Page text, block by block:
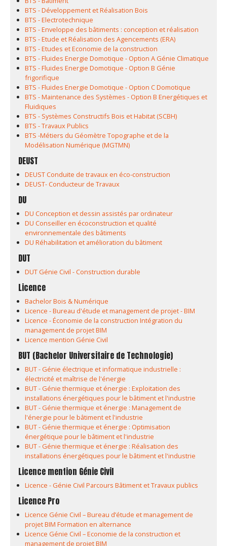
BTS - Développement et Réalisation Bois
BTS - Electrotechnique
BTS - Enveloppe des bâtiments : conception et réalisation
BTS - Etude et Réalisation des Agencements (ERA)
BTS - Etudes et Economie de la construction
BTS - Fluides Energie Domotique - Option A Génie Climatique
BTS - Fluides Energie Domotique - Option B Génie
frigorifique
BTS - Fluides Energie Domotique - Option C Domotique
BTS - Maintenance des Systèmes - Option B Energétiques et
Fluidiques
BTS - Systèmes Constructifs Bois et Habitat (SCBH)
BTS - Travaux Publics
BTS -Métiers du Géomètre Topographe et de la
Modélisation Numérique (MGTMN)
DEUST
DEUST Conduite de travaux en éco-construction
DEUST- Conducteur de Travaux
DU
DU Conception et dessin assistés par ordinateur
DU Conseiller en écoconstruction et qualité
environnementale des bâtiments
DU Réhabilitation et amélioration du bâtiment
DUT
DUT Génie Civil - Construction durable
Licence
Bachelor Bois & Numérique
Licence - Bureau d'étude et management de projet - BIM
Licence - Économie de la construction Intégration du
management de projet BIM
Licence mention Génie Civil
BUT (Bachelor Universitaire de Technologie)
BUT - Génie électrique et informatique industrielle :
électricité et maîtrise de l'énergie
BUT - Génie thermique et énergie : Exploitation des
installations énergétiques pour le bâtiment et l'industrie
BUT - Génie thermique et énergie : Management de
l'énergie pour le bâtiment et l'industrie
BUT - Génie thermique et énergie : Optimisation
énergétique pour le bâtiment et l'industrie
BUT - Génie thermique et énergie : Réalisation des
installations énergétiques pour le bâtiment et l'industrie
Licence mention Génie Civil
Licence - Génie Civil Parcours Bâtiment et Travaux publics
Licence Pro
Licence Génie Civil – Bureau d’étude et management de
projet BIM Formation en alternance
Licence Génie Civil – Economie de la construction et
management de projet BIM